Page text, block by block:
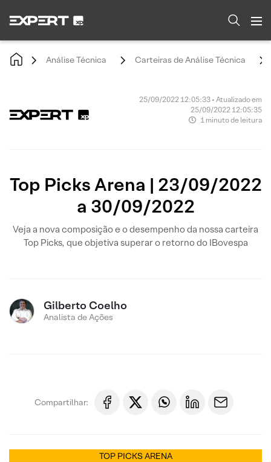
Análise Técnica Carteiras de Análise Técnica
25/09/2022 12:05:33 • Atualizado em
25/09/2022 12:05:35
1 minuto de leitura
Top Picks Arena | 23/09/2022
a 30/09/2022
Veja a nova composição e o desempenho da nossa carteira
Top Picks, que objetiva superar o retorno do IBovespa
Gilberto Coelho
Analista de Ações
Compartilhar:
TOP PICKS ARENA